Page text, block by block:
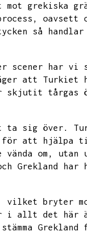
grekiska
oavsett
så handlar
scener har vi
att Turkiet
skjutit
ta sig över.
för att hjälpa
om,
utan
Grekland har
vilket bryter
i allt det här
Grekland